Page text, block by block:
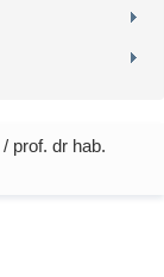
/ prof. dr hab.